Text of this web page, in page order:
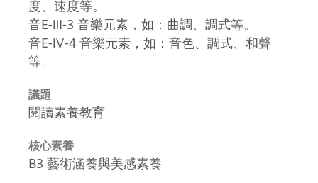
度、速度等。
音E-Ⅲ-3 音樂元素，如：曲調、調式等。
音E-Ⅳ-4 音樂元素，如：音色、調式、和聲
等。
議題
閱讀素養教育
核心素養
B3 藝術涵養與美感素養